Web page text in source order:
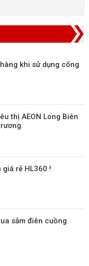
khi sử dụng cổng
thị AEON Long Biên
giá rẻ HL360 !
sắm điên cuồng